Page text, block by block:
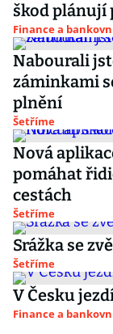
škod plánují
Finance a
Nabourali
záminkami
plnění
Šetříme
Nová
pomáhat
cestách
Šetříme
Srážka se
Šetříme
V Česku
Finance a